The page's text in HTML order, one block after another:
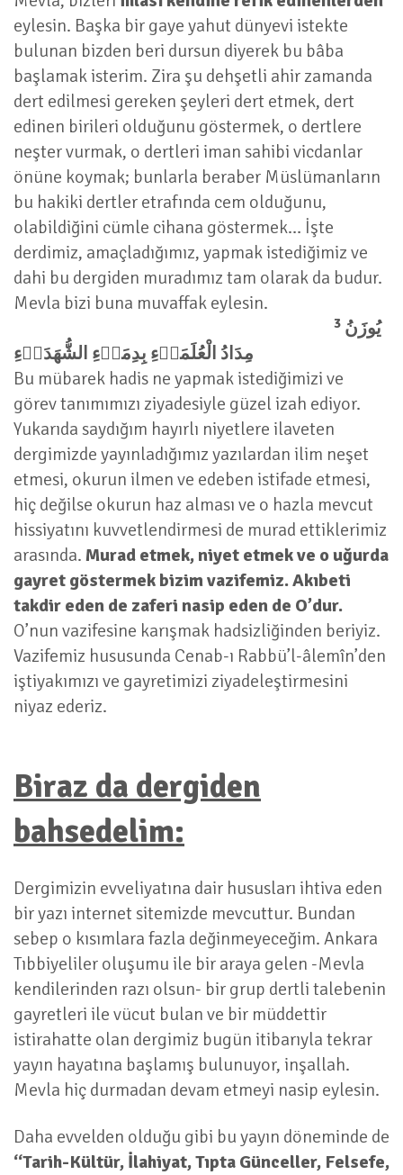
eylesin. Başka bir gaye yahut dünyevi istekte
bulunan bizden beri dursun diyerek bu bâba
başlamak isterim. Zira şu dehşetli ahir zamanda
dert edilmesi gereken şeyleri dert etmek, dert
edinen birileri olduğunu göstermek, o dertlere
neşter vurmak, o dertleri iman sahibi vicdanlar
önüne koymak; bunlarla beraber Müslümanların
bu hakiki dertler etrafında cem olduğunu,
olabildiğini cümle cihana göstermek… İşte
derdimiz, amaçladığımız, yapmak istediğimiz ve
dahi bu dergiden muradımız tam olarak da budur.
Mevla bizi buna muvaffak eylesin.
3
مِدَادُ الْعُلَمَاۤءِ بِدِمَاۤءِ الشُّهَدَاۤءِ
Bu mübarek hadis ne yapmak istediğimizi ve
görev tanımımızı ziyadesiyle güzel izah ediyor.
Yukarıda saydığım hayırlı niyetlere ilaveten
dergimizde yayınladığımız yazılardan ilim neşet
etmesi, okurun ilmen ve edeben istifade etmesi,
hiç değilse okurun haz alması ve o hazla mevcut
hissiyatını kuvvetlendirmesi de murad ettiklerimiz
arasında. Murad etmek, niyet etmek ve o uğurda
gayret göstermek bizim vazifemiz. Akıbeti
takdir eden de zaferi nasip eden de O’dur.
O’nun vazifesine karışmak hadsizliğinden beriyiz.
Vazifemiz hususunda Cenab-ı Rabbü’l-âlemîn’den
iştiyakımızı ve gayretimizi ziyadeleştirmesini
niyaz ederiz.
Biraz da dergiden
bahsedelim:
Dergimizin evveliyatına dair hususları ihtiva eden
bir yazı internet sitemizde mevcuttur. Bundan
sebep o kısımlara fazla değinmeyeceğim. Ankara
Tıbbiyeliler oluşumu ile bir araya gelen -Mevla
kendilerinden razı olsun- bir grup dertli talebenin
gayretleri ile vücut bulan ve bir müddettir
istirahatte olan dergimiz bugün itibarıyla tekrar
yayın hayatına başlamış bulunuyor, inşallah.
Mevla hiç durmadan devam etmeyi nasip eylesin.
Daha evvelden olduğu gibi bu yayın döneminde de
“Tarih-Kültür, İlahiyat, Tıpta Günceller, Felsefe,